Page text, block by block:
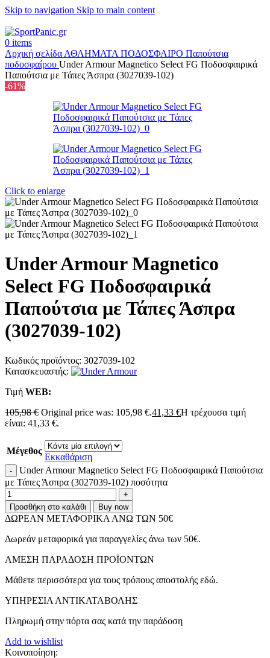
Skip to navigation Skip to main content
0 items
Αρχική σελίδα ΑΘΛΗΜΑΤΑ ΠΟΔΟΣΦΑΙΡΟ Παπούτσια
ποδοσφαίρου Under Armour Magnetico Select FG Ποδοσφαιρικά
Παπούτσια με Τάπες Άσπρα (3027039-102)
-61%
Click to enlarge
Under Armour Magnetico
Select FG Ποδοσφαιρικά
Παπούτσια με Τάπες Άσπρα
(3027039-102)
Κωδικός προϊόντος: 3027039-102
Κατασκευαστής:
Τιμή WΕΒ:
105,98€ Original price was: 105,98 €.41,33 €Η τρέχουσα τιμή
είναι: 41,33 €.
Μέγεθος
Εκκαθάριση
Under Armour Magnetico Select FG Ποδοσφαιρικά Παπούτσια
με Τάπες Άσπρα (3027039-102) ποσότητα
Προσθήκη στο καλάθι Buy now
ΔΩΡΕΑΝ ΜΕΤΑΦΟΡΙΚΑ ΑΝΩ ΤΩΝ 50€
Δωρεάν μεταφορικά για παραγγελίες άνω των 50€.
ΑMEΣΗ ΠΑΡΑΔΟΣΗ ΠΡΟΪΟΝΤΩΝ
Μάθετε περισσότερα για τους τρόπους αποστολής εδώ.
ΥΠΗΡΕΣΙΑ ΑΝΤΙΚΑΤΑΒΟΛΗΣ
Πληρωμή στην πόρτα σας κατά την παράδοση
Add to wishlist
Κοινοποίηση: